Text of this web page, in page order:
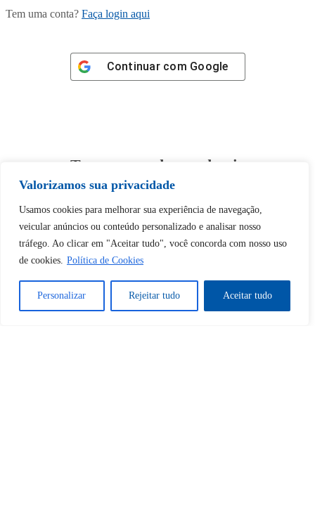
Valorizamos sua privacidade
Usamos cookies para melhorar sua experiência de navegação,
veicular anúncios ou conteúdo personalizado e analisar nosso
tráfego. Ao clicar em "Aceitar tudo", você concorda com nosso uso
de cookies. Política de Cookies
Personalizar Rejeitar tudo Aceitar tudo
Tem uma conta? Faça login aqui
Continuar com Google
Tem certeza de que deseja
desbloquear esta publicação?
Desbloquear esquerda : 0
Sim